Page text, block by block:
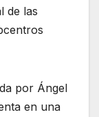
de las
por Ángel
en una